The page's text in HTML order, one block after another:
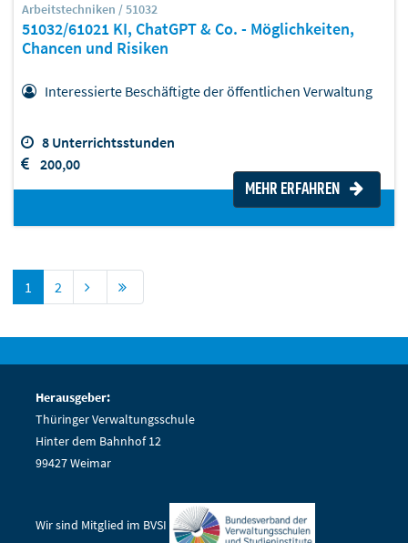
Arbeitstechniken / 51032
51032/61021 KI, ChatGPT & Co. - Möglichkeiten,
Chancen und Risiken
Interessierte Beschäftigte der öffentlichen Verwaltung
8 Unterrichtsstunden
200,00
MEHR ERFAHREN
1 2
Herausgeber:
Thüringer Verwaltungsschule
Hinter dem Bahnhof 12
99427 Weimar
Wir sind Mitglied im BVSI